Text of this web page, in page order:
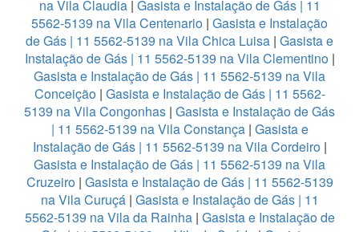
na Vila Claudia| Gasista e Instalação de Gás | 11
5562-5139 na Vila Centenario | Gasista e Instalação
de Gás | 11 5562-5139 na Vila Chica Luisa | Gasista e
Instalação de Gás | 11 5562-5139 na Vila Clementino|
Gasista e Instalação de Gás | 11 5562-5139 na Vila
Conceição| Gasista e Instalação de Gás | 11 5562-
5139 na Vila Congonhas | Gasista e Instalação de Gás
| 11 5562-5139 na Vila Constança| Gasista e
Instalação de Gás | 11 5562-5139 na Vila Cordeiro|
Gasista e Instalação de Gás | 11 5562-5139 na Vila
Cruzeiro | Gasista e Instalação de Gás | 11 5562-5139
na Vila Curuçá | Gasista e Instalação de Gás | 11
5562-5139 na Vila da Rainha | Gasista e Instalação de